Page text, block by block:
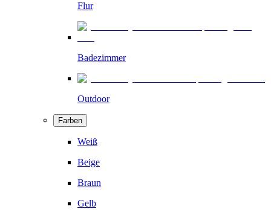
Flur
Badezimmer
Outdoor
Farben
Weiß
Beige
Braun
Gelb